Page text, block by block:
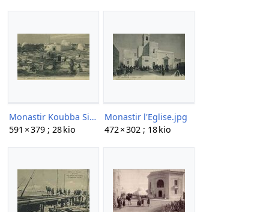
Monastir Koubba Sidi el Mezeri.jpg
591 × 379 ; 28 kio
Monastir l'Eglise.jpg
472 × 302 ; 18 kio